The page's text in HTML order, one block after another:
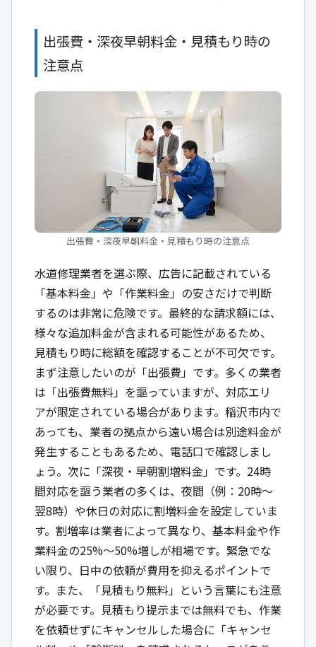
出張費・深夜早朝料金・見積もり時の
注意点
出張費・深夜早朝料金・見積もり時の注意点
水道修理業者を選ぶ際、広告に記載されている
「基本料金」や「作業料金」の安さだけで判断
するのは非常に危険です。最終的な請求額には、
様々な追加料金が含まれる可能性があるため、
見積もり時に総額を確認することが不可欠です。
まず注意したいのが「出張費」です。多くの業者
は「出張費無料」を謳っていますが、対応エリ
アが限定されている場合があります。稲沢市内で
あっても、業者の拠点から遠い場合は別途料金が
発生することもあるため、電話口で確認しまし
ょう。次に「深夜・早朝割増料金」です。24時
間対応を謳う業者の多くは、夜間（例：20時〜
翌8時）や休日の対応に割増料金を設定していま
す。割増率は業者によって異なり、基本料金や作
業料金の25%〜50%増しが相場です。緊急でな
い限り、日中の依頼が費用を抑えるポイントで
す。また、「見積もり無料」という言葉にも注意
が必要です。見積もり提示までは無料でも、作業
を依頼せずにキャンセルした場合に「キャンセ